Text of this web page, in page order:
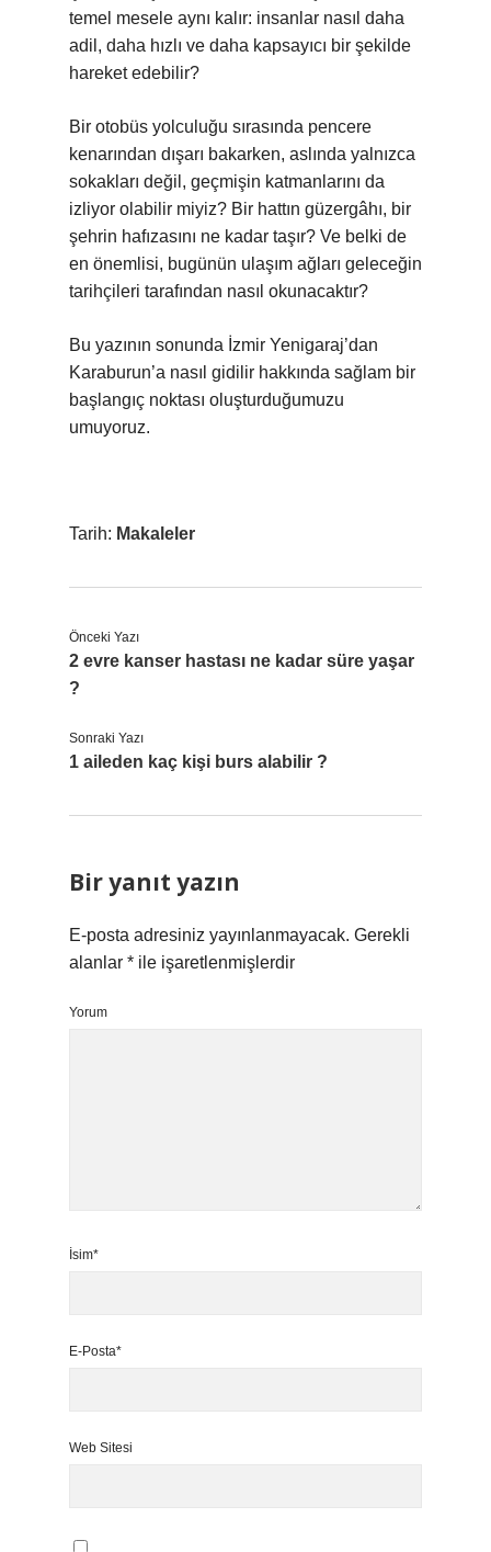
temel mesele aynı kalır: insanlar nasıl daha
adil, daha hızlı ve daha kapsayıcı bir şekilde
hareket edebilir?
Bir otobüs yolculuğu sırasında pencere
kenarından dışarı bakarken, aslında yalnızca
sokakları değil, geçmişin katmanlarını da
izliyor olabilir miyiz? Bir hattın güzergâhı, bir
şehrin hafızasını ne kadar taşır? Ve belki de
en önemlisi, bugünün ulaşım ağları geleceğin
tarihçileri tarafından nasıl okunacaktır?
Bu yazının sonunda İzmir Yenigaraj’dan
Karaburun’a nasıl gidilir hakkında sağlam bir
başlangıç noktası oluşturduğumuzu
umuyoruz.
Tarih: Makaleler
Önceki Yazı
2 evre kanser hastası ne kadar süre yaşar
?
Sonraki Yazı
1 aileden kaç kişi burs alabilir ?
Bir yanıt yazın
E-posta adresiniz yayınlanmayacak. Gerekli
alanlar * ile işaretlenmişlerdir
Yorum
İsim*
E-Posta*
Web Sitesi